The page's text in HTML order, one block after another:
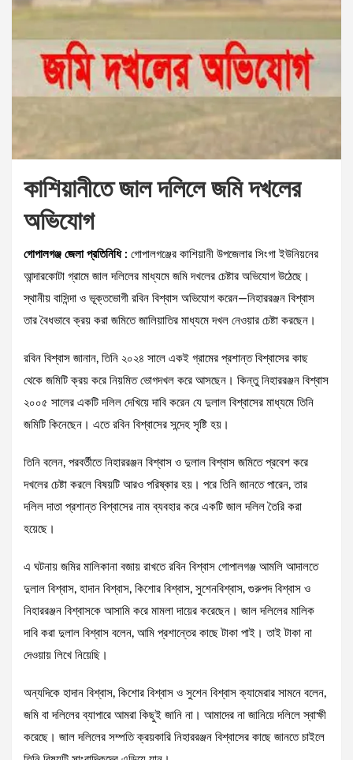
কাশিয়ানীতে জাল দলিলে জমি দখলের
অভিযোগ
গোপালগঞ্জ জেলা প্রতিনিধি : গোপালগঞ্জের কাশিয়ানী উপজেলার সিংগা ইউনিয়নের
আন্দারকোটা গ্রামে জাল দলিলের মাধ্যমে জমি দখলের চেষ্টার অভিযোগ উঠেছে।
স্থানীয় বাসিন্দা ও ভূক্তভোগী রবিন বিশ্বাস অভিযোগ করেন—নিহাররঞ্জন বিশ্বাস
তার বৈধভাবে ক্রয় করা জমিতে জালিয়াতির মাধ্যমে দখল নেওয়ার চেষ্টা করছেন।
রবিন বিশ্বাস জানান, তিনি ২০২৪ সালে একই গ্রামের প্রশান্ত বিশ্বাসের কাছ
থেকে জমিটি ক্রয় করে নিয়মিত ভোগদখল করে আসছেন। কিন্তু নিহাররঞ্জন বিশ্বাস
২০০৫ সালের একটি দলিল দেখিয়ে দাবি করেন যে দুলাল বিশ্বাসের মাধ্যমে তিনি
জমিটি কিনেছেন। এতে রবিন বিশ্বাসের সন্দেহ সৃষ্টি হয়।
তিনি বলেন, পরবর্তীতে নিহাররঞ্জন বিশ্বাস ও দুলাল বিশ্বাস জমিতে প্রবেশ করে
দখলের চেষ্টা করলে বিষয়টি আরও পরিষ্কার হয়। পরে তিনি জানতে পারেন, তার
দলিল দাতা প্রশান্ত বিশ্বাসের নাম ব্যবহার করে একটি জাল দলিল তৈরি করা
হয়েছে।
এ ঘটনায় জমির মালিকানা বজায় রাখতে রবিন বিশ্বাস গোপালগঞ্জ আমলি আদালতে
দুলাল বিশ্বাস, হাদান বিশ্বাস, কিশোর বিশ্বাস, সুশেনবিশ্বাস, গুরুপদ বিশ্বাস ও
নিহাররঞ্জন বিশ্বাসকে আসামি করে মামলা দায়ের করেছেন। জাল দলিলের মালিক
দাবি করা দুলাল বিশ্বাস বলেন, আমি প্রশান্তের কাছে টাকা পাই। তাই টাকা না
দেওয়ায় লিখে নিয়েছি।
অন্যদিকে হাদান বিশ্বাস, কিশোর বিশ্বাস ও সুশেন বিশ্বাস ক্যামেরার সামনে বলেন,
জমি বা দলিলের ব্যাপারে আমরা কিছুই জানি না। আমাদের না জানিয়ে দলিলে স্বাক্ষী
করেছে। জাল দলিলের সম্পতি ক্রয়কারি নিহাররঞ্জন বিশ্বাসের কাছে জানতে চাইলে